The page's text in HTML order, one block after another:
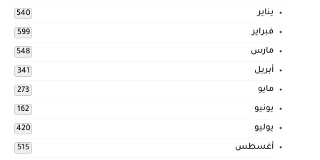
يناير 540
فبراير 599
مارس 548
أبريل 341
مايو 273
يونيو 162
يوليو 420
أغسطس 515